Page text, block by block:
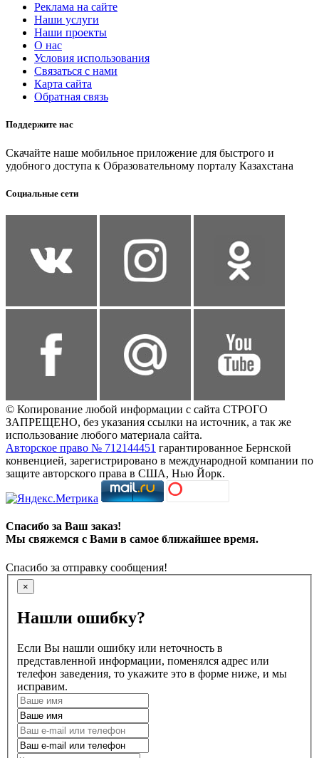
Реклама на сайте
Наши услуги
Наши проекты
О нас
Условия использования
Связаться с нами
Карта сайта
Обратная связь
Поддержите нас
Скачайте наше мобильное приложение для быстрого и
удобного доступа к Образовательному порталу Казахстана
Социальные сети
© Копирование любой информации с сайта СТРОГО
ЗАПРЕЩЕНО, без указания ссылки на источник, а так же
использование любого материала сайта.
Авторское право № 712144451 гарантированное Бернской
конвенцией, зарегистрировано в международной компании по
защите авторского права в США, Нью Йорк.
Спасибо за Ваш заказ!
Мы свяжемся с Вами в самое ближайшее время.
Спасибо за отправку сообщения!
×
Нашли ошибку?
Если Вы нашли ошибку или неточность в
представленной информации, поменялся адрес или
телефон заведения, то укажите это в форме ниже, и мы
исправим.